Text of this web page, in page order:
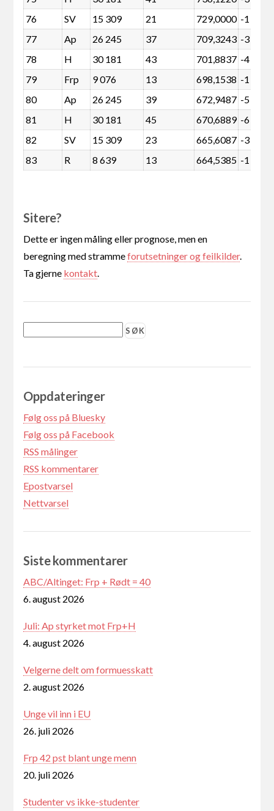
76
SV 15 309 21 729,0000 -1 821
77
Ap 26 245 37 709,3243 -3 936
78
H 30 181 43 701,8837 -4 895
79
Frp 9 076 13 698,1538 -1 529
80
Ap 26 245 39 672,9487 -5 568
81
H 30 181 45 670,6889 -6 526
82
SV 15 309 23 665,6087 -3 453
83
R 8 639 13 664,5385 -1 966
Sitere?
Dette er ingen måling eller prognose, men en
beregning med strammeforutsetninger og feilkilder.
Ta gjerne kontakt.
Oppdateringer
Følg oss på Bluesky
Følg oss på Facebook
RSS målinger
RSS kommentarer
Epostvarsel
Nettvarsel
Siste kommentarer
ABC/Altinget: Frp + Rødt = 40
6. august 2026
Juli: Ap styrket mot Frp+H
4. august 2026
Velgerne delt om formuesskatt
2. august 2026
Unge vil inn i EU
26. juli 2026
Frp 42 pst blant unge menn
20. juli 2026
Studenter vs ikke-studenter